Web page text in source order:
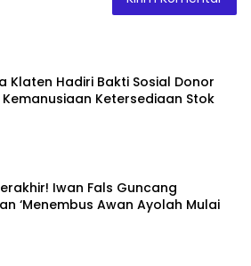
Klaten Hadiri Bakti Sosial Donor
Kemanusiaan Ketersediaan Stok
Iwan Fals Guncang
‘Menembus Awan Ayolah Mulai